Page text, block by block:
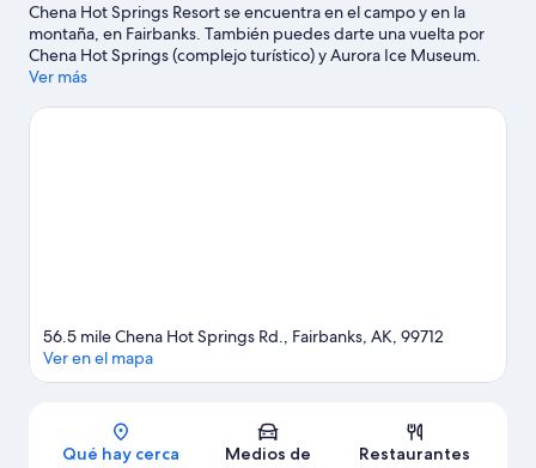
Chena Hot Springs Resort se encuentra en el campo y en la
montaña, en Fairbanks. También puedes darte una vuelta por
Chena Hot Springs (complejo turístico) y Aurora Ice Museum.
Encontrarás muchas opciones para disfrutar del agua con
Ver más
Sección del mapa
56.5 mile Chena Hot Springs Rd., Fairbanks, AK, 99712
Ver en el mapa
Qué hay cerca
Medios de
Restaurantes